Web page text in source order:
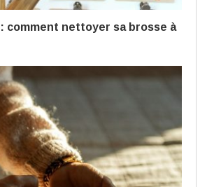
comment nettoyer sa brosse à